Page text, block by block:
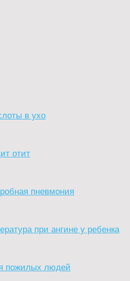
в ухо
отит
пневмония
при ангине у ребенка
пожилых людей